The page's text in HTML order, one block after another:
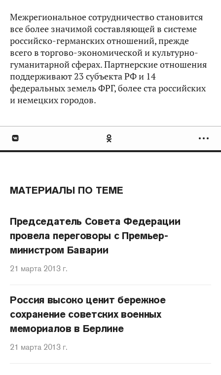
Межрегиональное сотрудничество становится
все более значимой составляющей в системе
российско-германских отношений, прежде
всего в торгово-экономической и культурно-
гуманитарной сферах. Партнерские отношения
поддерживают 23 субъекта РФ и 14
федеральных земель ФРГ, более ста российских
и немецких городов.
МАТЕРИАЛЫ ПО ТЕМЕ
Председатель Совета Федерации
провела переговоры с Премьер-
министром Баварии
21 марта 2013 г.
Россия высоко ценит бережное
сохранение советских военных
мемориалов в Берлине
21 марта 2013 г.